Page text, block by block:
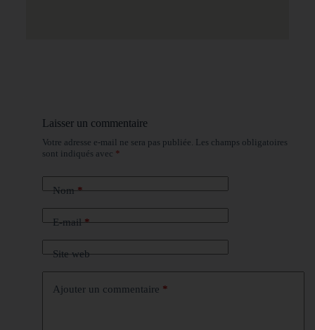
Laisser un commentaire
Votre adresse e-mail ne sera pas publiée. Les champs obligatoires
sont indiqués avec *
Nom*
E-mail*
Site web
Ajouter un commentaire *